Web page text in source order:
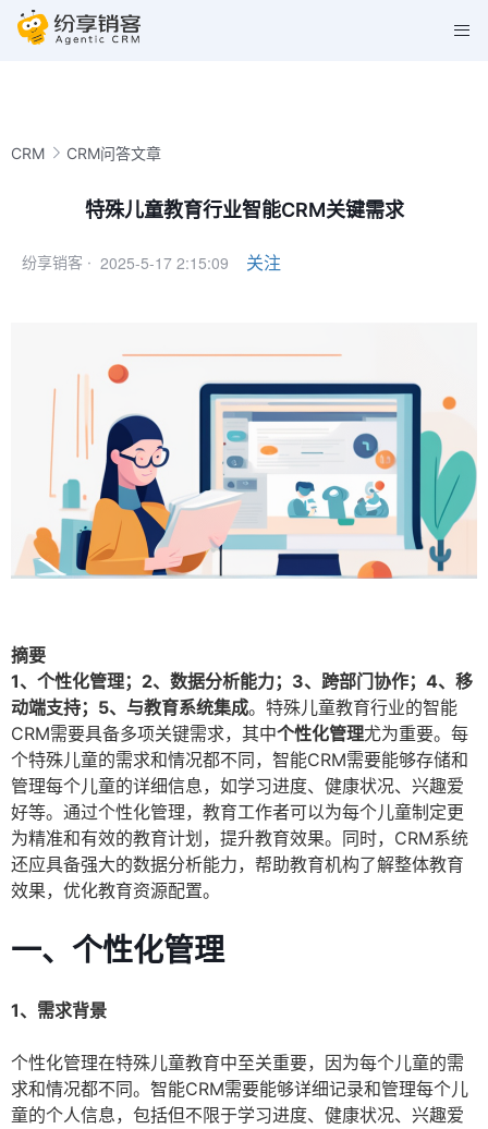
CRM CRM问答文章
特殊儿童教育行业智能CRM关键需求
纷享销客 · 2025-5-17 2:15:09 关注
摘要
1、个性化管理；2、数据分析能力；3、跨部门协作；4、移
动端支持；5、与教育系统集成。特殊儿童教育行业的智能
CRM需要具备多项关键需求，其中个性化管理尤为重要。每
个特殊儿童的需求和情况都不同，智能CRM需要能够存储和
管理每个儿童的详细信息，如学习进度、健康状况、兴趣爱
好等。通过个性化管理，教育工作者可以为每个儿童制定更
为精准和有效的教育计划，提升教育效果。同时，CRM系统
还应具备强大的数据分析能力，帮助教育机构了解整体教育
效果，优化教育资源配置。
一、个性化管理
1、需求背景
个性化管理在特殊儿童教育中至关重要，因为每个儿童的需
求和情况都不同。智能CRM需要能够详细记录和管理每个儿
童的个人信息，包括但不限于学习进度、健康状况、兴趣爱